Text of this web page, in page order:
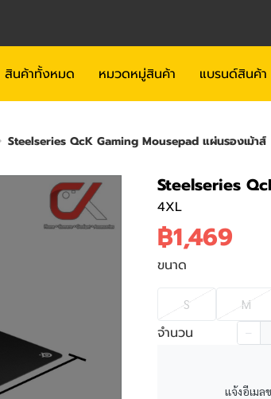
สินค้าทั้งหมด หมวดหมู่สินค้า แบรนด์สินค้า
Steelseries QcK Gaming Mousepad แผ่นรองเม้าส์
Steelseries
4XL
฿1,469
ขนาด
S M
จำนวน
แจ้งอีเมล